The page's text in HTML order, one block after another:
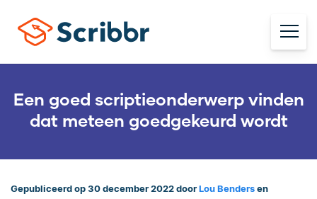
Een goed scriptieonderwerp vinden
dat meteen goedgekeurd wordt
Gepubliceerd op 30 december 2022 door Lou Benders en